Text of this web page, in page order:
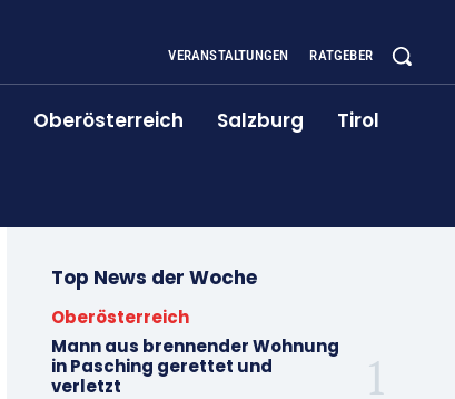
VERANSTALTUNGEN RATGEBER
Oberösterreich Salzburg Tirol
Top News der Woche
Oberösterreich
Mann aus brennender Wohnung
in Pasching gerettet und
verletzt